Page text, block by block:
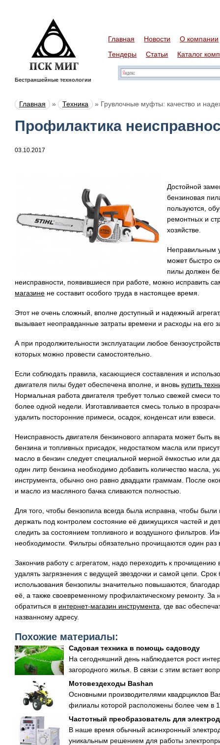
Бестраншейные технологии
Главная Новости
О компании
Тендеры
Статьи Каталог
Главная » Техника » Грувлочные муфты: качество и
Профилактика
03.10.2017
Достойной
бензиновая
пользуются,
ремонтных и
хозяйстве.
Неправильным
может быстро
пилы должен
неисправности, появившиеся при работе, можно исправить
магазине не составит особого труда в настоящее время.
Этот не очень сложный, вполне доступный и надежный
вызывает неоправданные затраты времени и расходы на его
А при продолжительности эксплуатации любое
которых можно провести самостоятельно.
Если соблюдать правила, касающиеся составления и
двигателя пилы будет обеспечена вполне, и вновь купить
Нормальная работа двигателя требует только свежей смеси
более одной недели. Изготавливается смесь только в
удалить посторонние примеси, осадок, конденсат или взвеси.
Неисправность двигателя бензинового аппарата может
бензина и топливных присадок, недостатком масла или
масло в бензин следует специальной мерной ёмкостью или
один литр бензина необходимо добавить количество масла,
инструмента, обычно оно равно двадцати граммам. После
и масло из масляного бачка сливаются полностью.
Для того, чтобы бензопила всегда была исправна, чтобы
держать под контролем состояние её движущихся частей и
следить за состоянием топливного и воздушного фильтров.
необходимости. Фильтры обязательно прочищаются один раз
Закончив работу с агрегатом, надо переходить к
удалять загрязнения с ведущей звездочки и самой цепи.
использования бензопилы значительно повышаются,
её, а также своевременному профилактическому ремонту.
обратиться в интернет-магазин инструмента , где вас
названному адресу.
Похожие материалы:
Садовая техника в помощь садоводу
На сегодняшний день наблюдается рост
загородного жилья. В связи с этим встает
Мотовездеходы Bashan
Основными производителями квадрциклов
филиалы которой расположены более чем в
Частотный преобразователь для
В наше время обычный асинхронный
уникальным решением для работы